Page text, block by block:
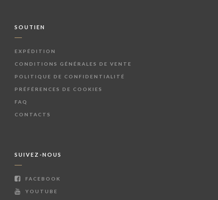
SOUTIEN
EXPÉDITION
CONDITIONS GÉNÉRALES DE VENTE
POLITIQUE DE CONFIDENTIALITÉ
PRÉFÉRENCES DE COOKIES
FAQ
CONTACTS
SUIVEZ-NOUS
FACEBOOK
YOUTUBE